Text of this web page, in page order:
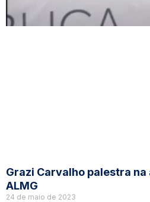
Grazi Carvalho palestra
ALMG
24 de maio de 2023